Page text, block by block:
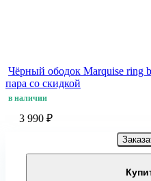
Чёрный ободок Marquise ring
пара со скидкой
в наличии
3 990 ₽